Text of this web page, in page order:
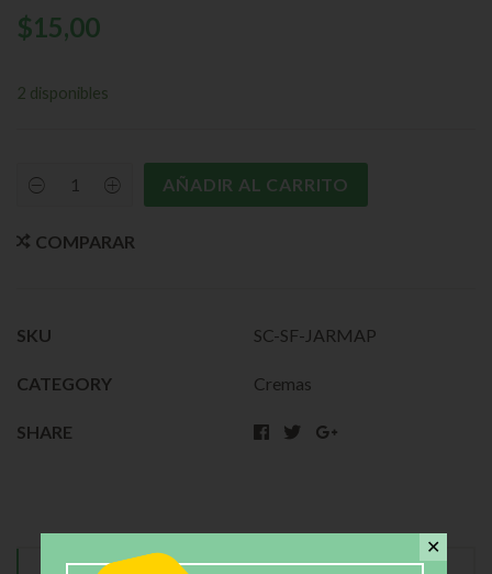
$15,00
2 disponibles
AÑADIR AL CARRITO
COMPARAR
SKU SC-SF-JARMAP
CATEGORY Cremas
SHARE
✕